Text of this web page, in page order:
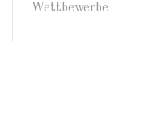
Wettbewerbe